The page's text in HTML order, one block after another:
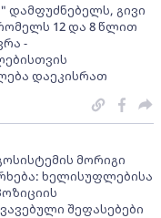
გივი
12 და 8 წლით
-
დაეკისრათ
მორიგი
ხელისუფლებისა
შეფასებები